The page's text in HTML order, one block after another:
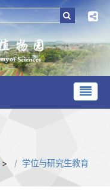
> 学位与研究生教育